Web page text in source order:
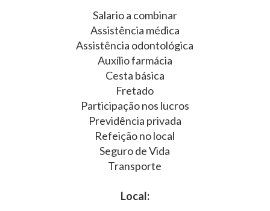
Salario a combinar
Assistência médica
Assistência odontológica
Auxílio farmácia
Cesta básica
Fretado
Participação nos lucros
Previdência privada
Refeição no local
Seguro de Vida
Transporte
Local: